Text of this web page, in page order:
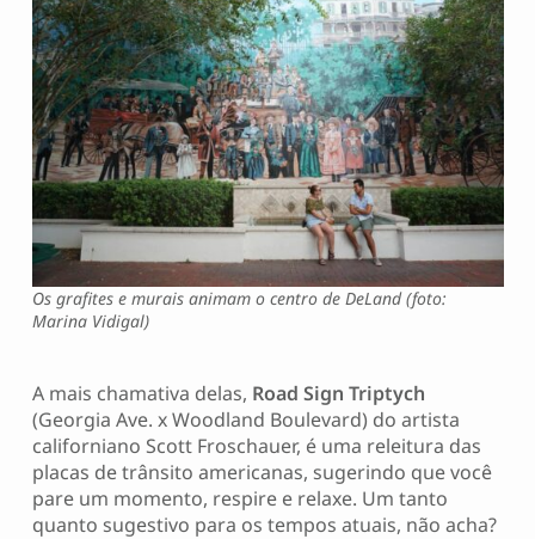
Os grafites e murais animam o centro de DeLand (foto:
Marina Vidigal)
A mais chamativa delas, Road Sign Triptych
(Georgia Ave. x Woodland Boulevard) do artista
californiano Scott Froschauer, é uma releitura das
placas de trânsito americanas, sugerindo que você
pare um momento, respire e relaxe. Um tanto
quanto sugestivo para os tempos atuais, não acha?